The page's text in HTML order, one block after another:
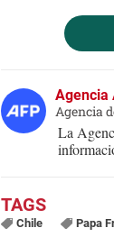
Agencia
Agencia
La
Chile Papa